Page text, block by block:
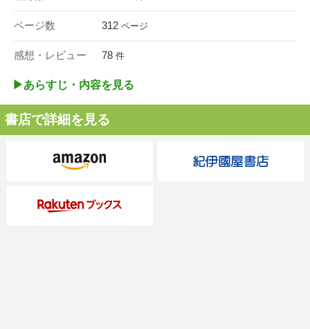
ページ数 312 ページ
感想・レビュー 78 件
▶︎あらすじ・内容を見る
書店で詳細を見る